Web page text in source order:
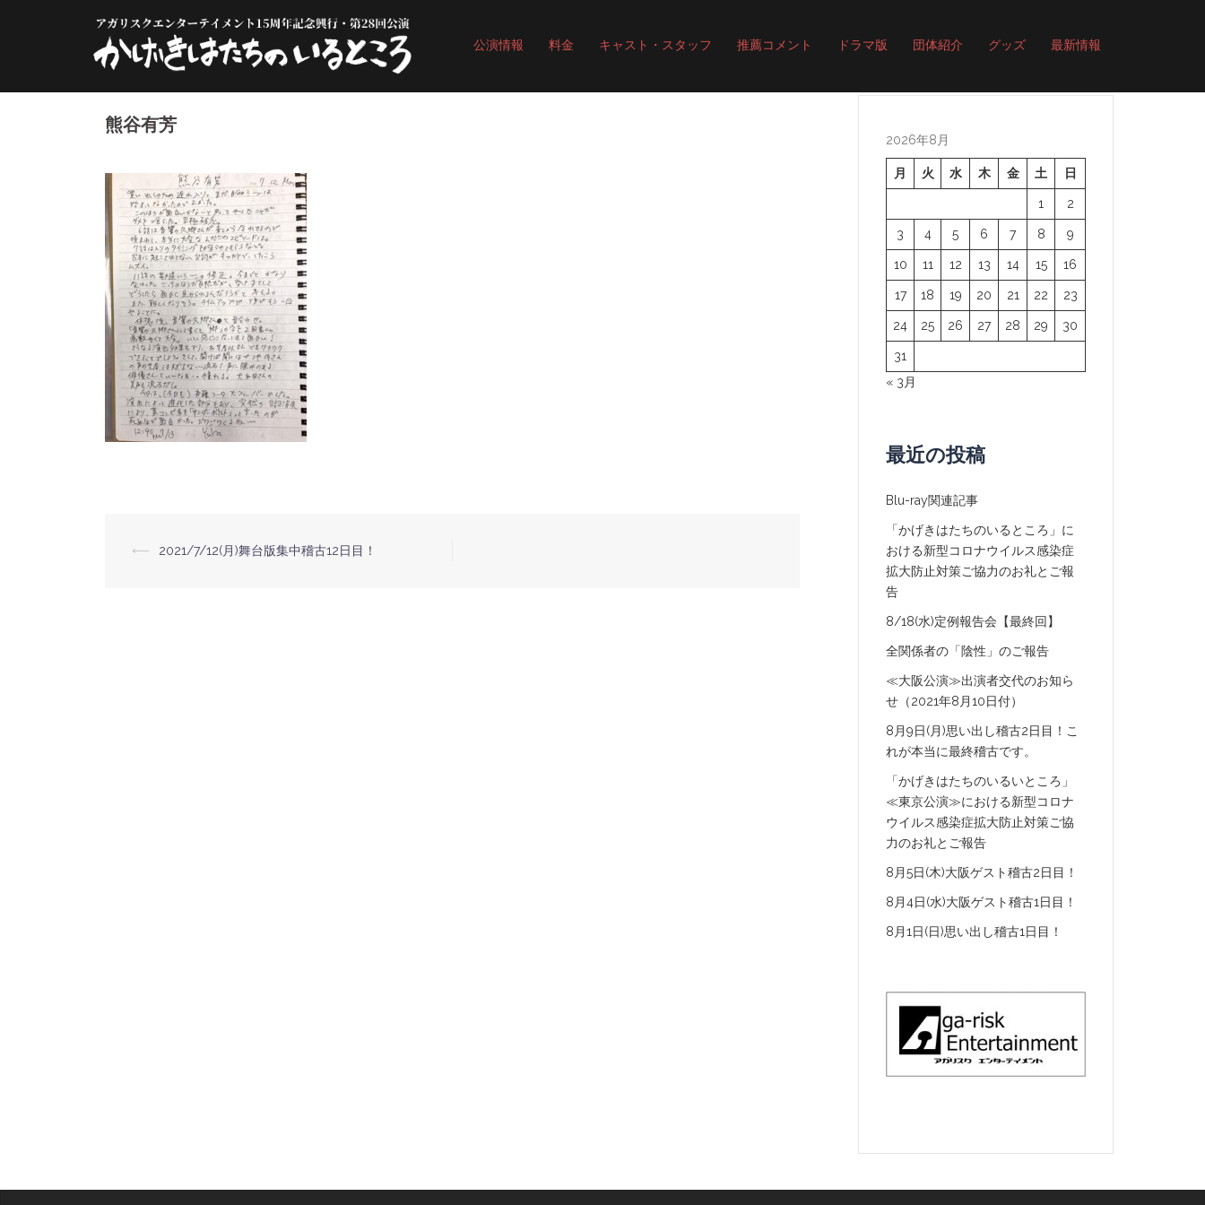
ツ
公演情報 料金 キャスト・スタッフ 推薦コメント ドラマ版 団体紹介 グッズ 最新情報
熊谷有芳
投
⟵ 2021/7/12(月)舞台版集中稽古12日目！
2026年8月
月 火 水 木 金 土 日
1 2
3 4 5 6 7 8 9
10 11 12 13 14 15 16
17 18 19 20 21 22 23
24 25 26 27 28 29 30
31
« 3月
最近の投稿
Blu-ray関連記事
「かげきはたちのいるところ」に
おける新型コロナウイルス感染症
拡大防止対策ご協力のお礼とご報
告
8/18(水)定例報告会【最終回】
全関係者の「陰性」のご報告
≪大阪公演≫出演者交代のお知ら
せ（2021年8月10日付）
8月9日(月)思い出し稽古2日目！こ
れが本当に最終稽古です。
「かげきはたちのいるいところ」
≪東京公演≫における新型コロナ
ウイルス感染症拡大防止対策ご協
力のお礼とご報告
8月5日(木)大阪ゲスト稽古2日目！
8月4日(水)大阪ゲスト稽古1日目！
8月1日(日)思い出し稽古1日目！